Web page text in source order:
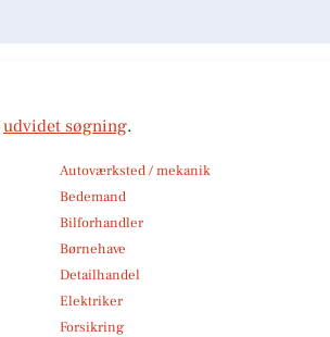
udvidet søgning.
Autoværksted / mekanik
Bedemand
Bilforhandler
Børnehave
Detailhandel
Elektriker
Forsikring